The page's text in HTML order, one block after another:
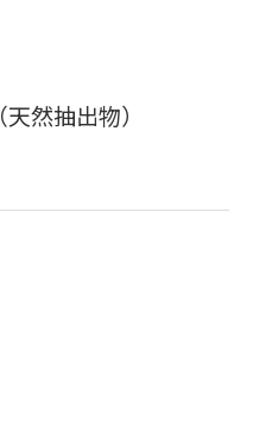
然抽出物）